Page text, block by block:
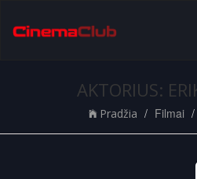
AKTORIUS:
Pradžia Filmai